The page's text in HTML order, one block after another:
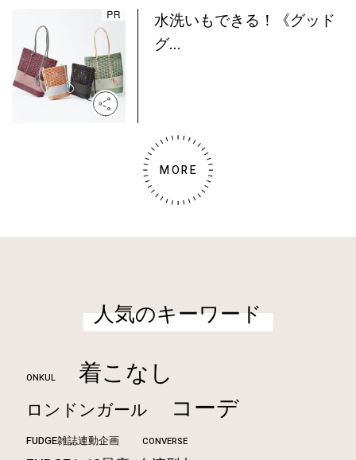
水洗いもできる！《グッド
グ...
MORE
人気のキーワード
ONKUL 着こなし
ロンドンガール コーデ
FUDGE雑誌連動企画 CONVERSE